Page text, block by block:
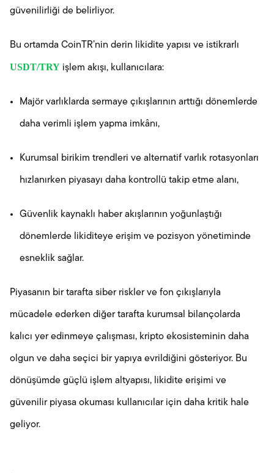
güvenilirliği de belirliyor.
Bu ortamda CoinTR’nin derin likidite yapısı ve istikrarlı
USDT/TRY işlem akışı, kullanıcılara:
Majör varlıklarda sermaye çıkışlarının arttığı dönemlerde
daha verimli işlem yapma imkânı,
Kurumsal birikim trendleri ve alternatif varlık rotasyonları
hızlanırken piyasayı daha kontrollü takip etme alanı,
Güvenlik kaynaklı haber akışlarının yoğunlaştığı
dönemlerde likiditeye erişim ve pozisyon yönetiminde
esneklik sağlar.
Piyasanın bir tarafta siber riskler ve fon çıkışlarıyla
mücadele ederken diğer tarafta kurumsal bilançolarda
kalıcı yer edinmeye çalışması, kripto ekosisteminin daha
olgun ve daha seçici bir yapıya evrildiğini gösteriyor. Bu
dönüşümde güçlü işlem altyapısı, likidite erişimi ve
güvenilir piyasa okuması kullanıcılar için daha kritik hale
geliyor.